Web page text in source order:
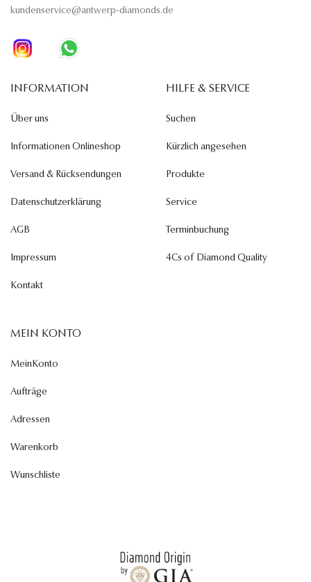
kundenservice@antwerp-diamonds.de
INFORMATION
Über uns
Informationen Onlineshop
Versand & Rücksendungen
Datenschutzerklärung
AGB
Impressum
Kontakt
HILFE & SERVICE
Suchen
Kürzlich angesehen
Produkte
Service
Terminbuchung
4Cs of Diamond Quality
MEIN KONTO
MeinKonto
Aufträge
Adressen
Warenkorb
Wunschliste